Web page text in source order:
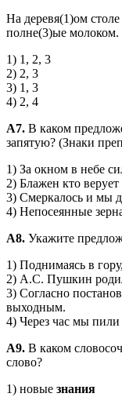
На деревя(1)ом
полне(3)ые молоком.
1) 1, 2, 3
2) 2, 3
3) 1, 3
4) 2, 4
А7. В каком
запя­тую? (Знаки
1) За окном в небе
2) Блажен кто верует
3) Смеркалось и мы
4) Непосеянные
А8. Укажите
1) Поднимаясь в
2) А.С. Пушкин
3) Согласно
выходным.
4) Через час мы пили
А9. В каком
слово?
1) новые знания